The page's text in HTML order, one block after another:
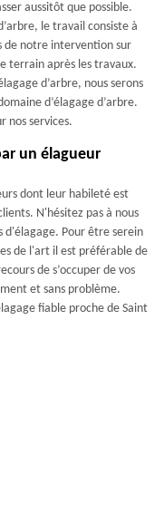
aussitôt que possible.
le travail consiste à
de notre intervention sur
terrain après les travaux.
d’arbre, nous serons
d’élagage d’arbre.
nos services.
un élagueur
dont leur habileté est
N'hésitez pas à nous
d'élagage. Pour être serein
de l'art il est préférable de
de s’occuper de vos
et sans problème.
fiable proche de Saint